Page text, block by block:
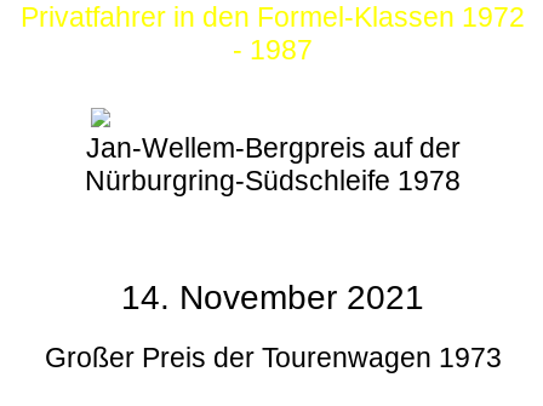
Privatfahrer in den Formel-Klassen 1972
- 1987
Jan-Wellem-Bergpreis auf der
Nürburgring-Südschleife 1978
14. November 2021
Großer Preis der Tourenwagen 1973